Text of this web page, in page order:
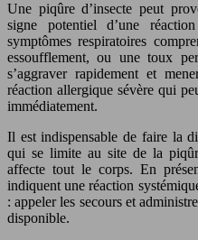
Une piqûre d’insecte peut
signe potentiel d’une
symptômes respiratoires
essoufflement, ou une toux
s’aggraver rapidement et
réaction allergique sévère qui
immédiatement.
Il est indispensable de faire la
qui se limite au site de la
affecte tout le corps. En
indiquent une réaction
: appeler les secours et
disponible.